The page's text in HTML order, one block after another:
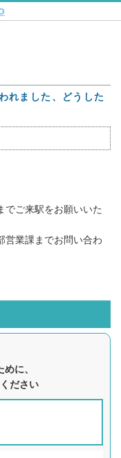
れました、どうした
でご来駅をお願いいた
営業課までお問い合わ
に、
ださい